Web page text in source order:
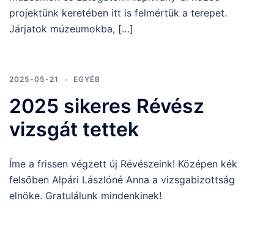
projektünk keretében itt is felmértük a terepet.
Járjatok múzeumokba, […]
2025-05-21 EGYÉB
2025 sikeres Révész
vizsgát tettek
Íme a frissen végzett új Révészeink! Középen kék
felsőben Alpári Lászlóné Anna a vizsgabizottság
elnöke. Gratulálunk mindenkinek!